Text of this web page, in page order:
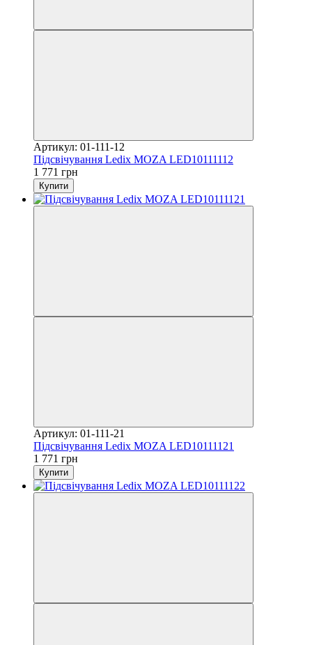
Артикул: 01-111-12
Підсвічування Ledix MOZA LED10111112
1 771 грн
Купити
Артикул: 01-111-21
Підсвічування Ledix MOZA LED10111121
1 771 грн
Купити